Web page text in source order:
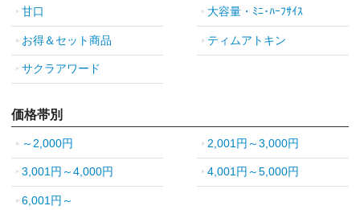
甘口 大容量・ﾐﾆ･ﾊｰﾌｻｲｽ
お得＆セット商品 ティムアトキン
サクラアワード
価格帯別
～2,000円 2,001円～3,000円
3,001円～4,000円 4,001円～5,000円
6,001円～